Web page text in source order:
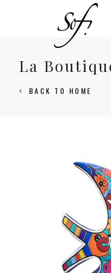
La
BACK TO HOME